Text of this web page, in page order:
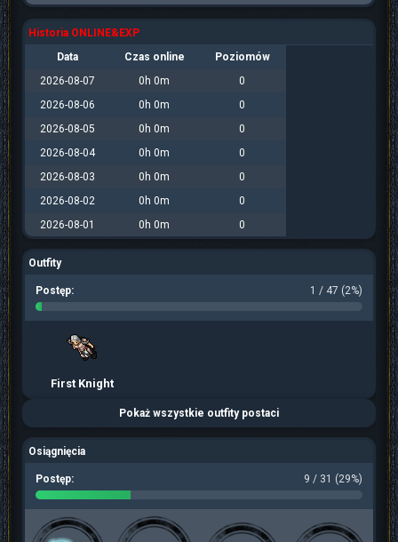
Historia ONLINE&EXP
Data
Czas online
Poziomów
2026-08-07
0h 0m
0
2026-08-06
0h 0m
0
2026-08-05
0h 0m
0
2026-08-04
0h 0m
0
2026-08-03
0h 0m
0
2026-08-02
0h 0m
0
2026-08-01
0h 0m 0
Outfity
Postęp: 1 / 47 (2%)
First Knight
Pokaż wszystkie outfity postaci
Osiągnięcia
Postęp: 9 / 31 (29%)